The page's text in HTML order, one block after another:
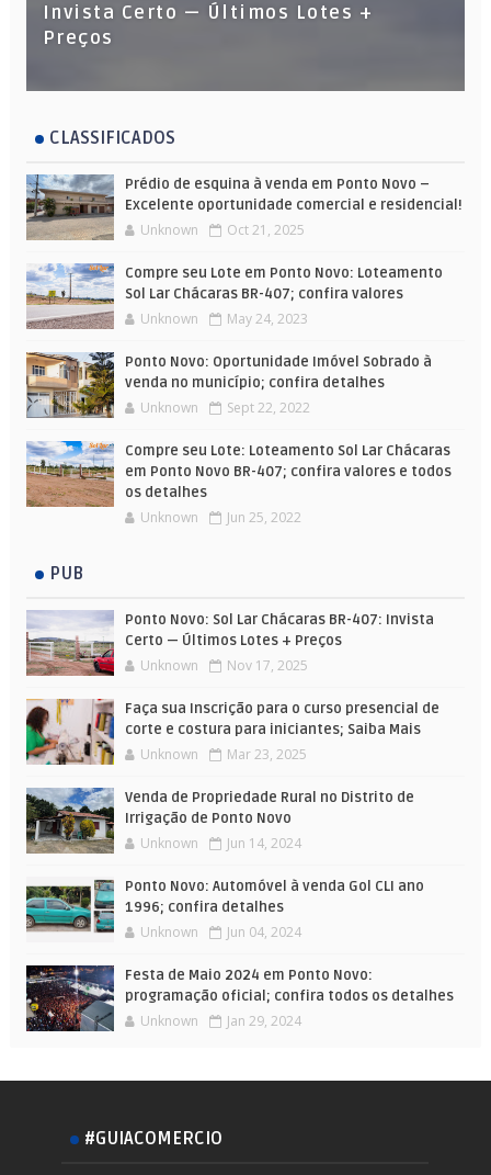
Invista Certo — Últimos Lotes +
Preços
CLASSIFICADOS
Prédio de esquina à venda em Ponto Novo –
Excelente oportunidade comercial e residencial!
Unknown Oct 21, 2025
Compre seu Lote em Ponto Novo: Loteamento
Sol Lar Chácaras BR-407; confira valores
Unknown May 24, 2023
Ponto Novo: Oportunidade Imóvel Sobrado à
venda no município; confira detalhes
Unknown Sept 22, 2022
Compre seu Lote: Loteamento Sol Lar Chácaras
em Ponto Novo BR-407; confira valores e todos
os detalhes
Unknown Jun 25, 2022
PUB
Ponto Novo: Sol Lar Chácaras BR-407: Invista
Certo — Últimos Lotes + Preços
Unknown Nov 17, 2025
Faça sua Inscrição para o curso presencial de
corte e costura para iniciantes; Saiba Mais
Unknown Mar 23, 2025
Venda de Propriedade Rural no Distrito de
Irrigação de Ponto Novo
Unknown Jun 14, 2024
Ponto Novo: Automóvel à venda Gol CLI ano
1996; confira detalhes
Unknown Jun 04, 2024
Festa de Maio 2024 em Ponto Novo:
programação oficial; confira todos os detalhes
Unknown Jan 29, 2024
#GUIACOMERCIO